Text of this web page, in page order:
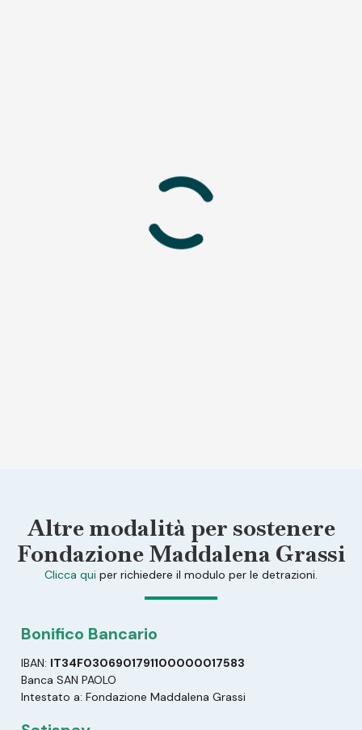
Altre modalità per sostenere
Fondazione Maddalena Grassi
Clicca qui per richiedere il modulo per le detrazioni.
Bonifico Bancario
IBAN: IT34F0306901791100000017583
Banca SAN PAOLO
Intestato a: Fondazione Maddalena Grassi